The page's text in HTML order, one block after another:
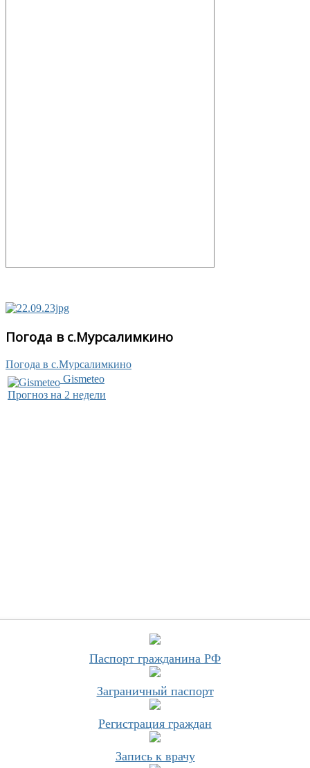
Погода в с.Мурсалимкино
Погода в с.Мурсалимкино
Gismeteo
Прогноз на 2 недели
Паспорт гражданина РФ
Заграничный паспорт
Регистрация граждан
Запись к врачу